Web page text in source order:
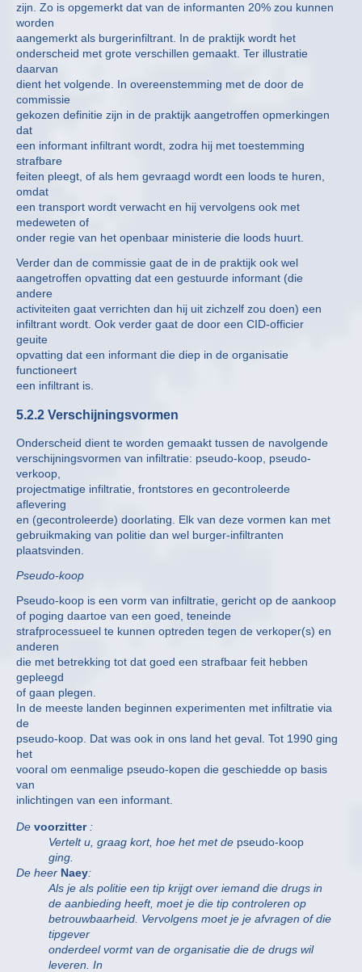
zijn. Zo is opgemerkt dat van de informanten 20% zou kunnen
worden
aangemerkt als burgerinfiltrant. In de praktijk wordt het
onderscheid met grote verschillen gemaakt. Ter illustratie
daarvan
dient het volgende. In overeenstemming met de door de
commissie
gekozen definitie zijn in de praktijk aangetroffen opmerkingen
dat
een informant infiltrant wordt, zodra hij met toestemming
strafbare
feiten pleegt, of als hem gevraagd wordt een loods te huren,
omdat
een transport wordt verwacht en hij vervolgens ook met
medeweten of
onder regie van het openbaar ministerie die loods huurt.
Verder dan de commissie gaat de in de praktijk ook wel
aangetroffen opvatting dat een gestuurde informant (die
andere
activiteiten gaat verrichten dan hij uit zichzelf zou doen) een
infiltrant wordt. Ook verder gaat de door een CID-officier
geuite
opvatting dat een informant die diep in de organisatie
functioneert
een infiltrant is.
5.2.2 Verschijningsvormen
Onderscheid dient te worden gemaakt tussen de navolgende
verschijningsvormen van infiltratie: pseudo-koop, pseudo-
verkoop,
projectmatige infiltratie, frontstores en gecontroleerde
aflevering
en (gecontroleerde) doorlating. Elk van deze vormen kan met
gebruikmaking van politie dan wel burger-infiltranten
plaatsvinden.
Pseudo-koop
Pseudo-koop is een vorm van infiltratie, gericht op de aankoop
of poging daartoe van een goed, teneinde
strafprocessueel te kunnen optreden tegen de verkoper(s) en
anderen
die met betrekking tot dat goed een strafbaar feit hebben
gepleegd
of gaan plegen.
In de meeste landen beginnen experimenten met infiltratie via
de
pseudo-koop. Dat was ook in ons land het geval. Tot 1990 ging
het
vooral om eenmalige pseudo-kopen die geschiedde op basis
van
inlichtingen van een informant.
De voorzitter :
Vertelt u, graag kort, hoe het met de pseudo-koop
ging.
De heer Naey:
Als je als politie een tip krijgt over iemand die drugs in
de aanbieding heeft, moet je die tip controleren op
betrouwbaarheid. Vervolgens moet je je afvragen of die
tipgever
onderdeel vormt van de organisatie die de drugs wil
leveren. In